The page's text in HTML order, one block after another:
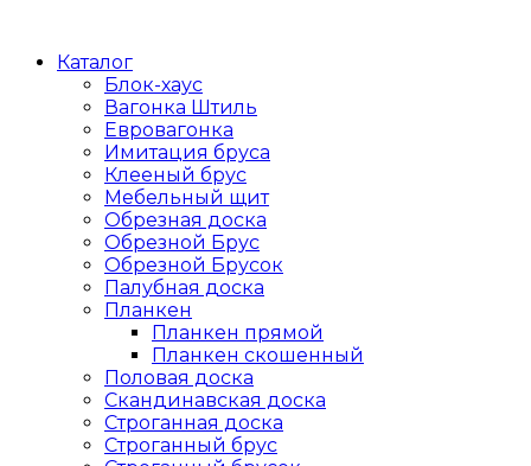
Каталог
Блок-хаус
Вагонка Штиль
Евровагонка
Имитация бруса
Клееный брус
Мебельный щит
Обрезная доска
Обрезной Брус
Обрезной Брусок
Палубная доска
Планкен
Планкен прямой
Планкен скошенный
Половая доска
Скандинавская доска
Строганная доска
Строганный брус